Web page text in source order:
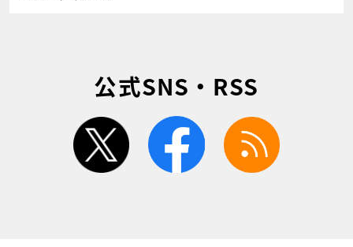
公式SNS・RSS
twitter facebook